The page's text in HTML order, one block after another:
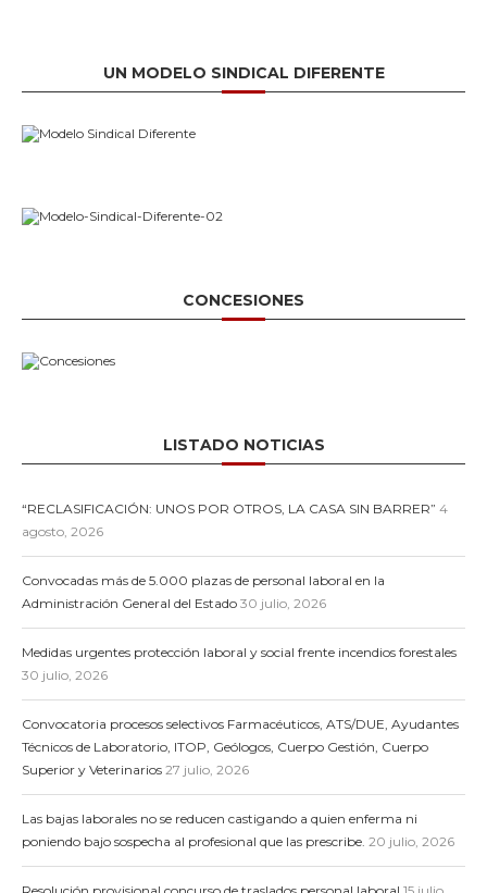
UN MODELO SINDICAL DIFERENTE
CONCESIONES
LISTADO NOTICIAS
“RECLASIFICACIÓN: UNOS POR OTROS, LA CASA SIN BARRER” 4
agosto, 2026
Convocadas más de 5.000 plazas de personal laboral en la
Administración General del Estado 30 julio, 2026
Medidas urgentes protección laboral y social frente incendios forestales
30 julio, 2026
Convocatoria procesos selectivos Farmacéuticos, ATS/DUE, Ayudantes
Técnicos de Laboratorio, ITOP, Geólogos, Cuerpo Gestión, Cuerpo
Superior y Veterinarios 27 julio, 2026
Las bajas laborales no se reducen castigando a quien enferma ni
poniendo bajo sospecha al profesional que las prescribe. 20 julio, 2026